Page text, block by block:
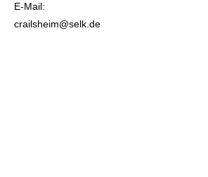
E-Mail:
crailsheim@selk.de